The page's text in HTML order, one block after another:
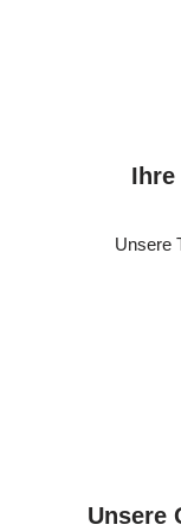
Unsere
Unsere